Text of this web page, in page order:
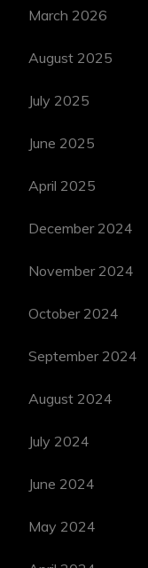
March 2026
August 2025
July 2025
June 2025
April 2025
December 2024
November 2024
October 2024
September 2024
August 2024
July 2024
June 2024
May 2024